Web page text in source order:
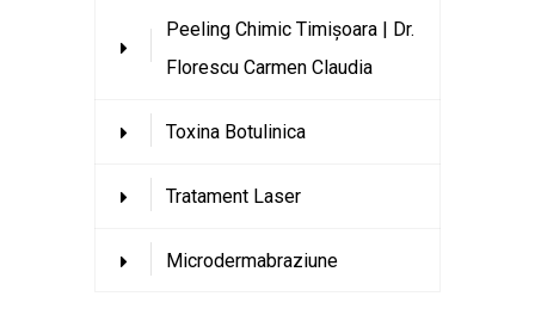
Peeling Chimic Timișoara | Dr.
Florescu Carmen Claudia
Toxina Botulinica
Tratament Laser
Microdermabraziune